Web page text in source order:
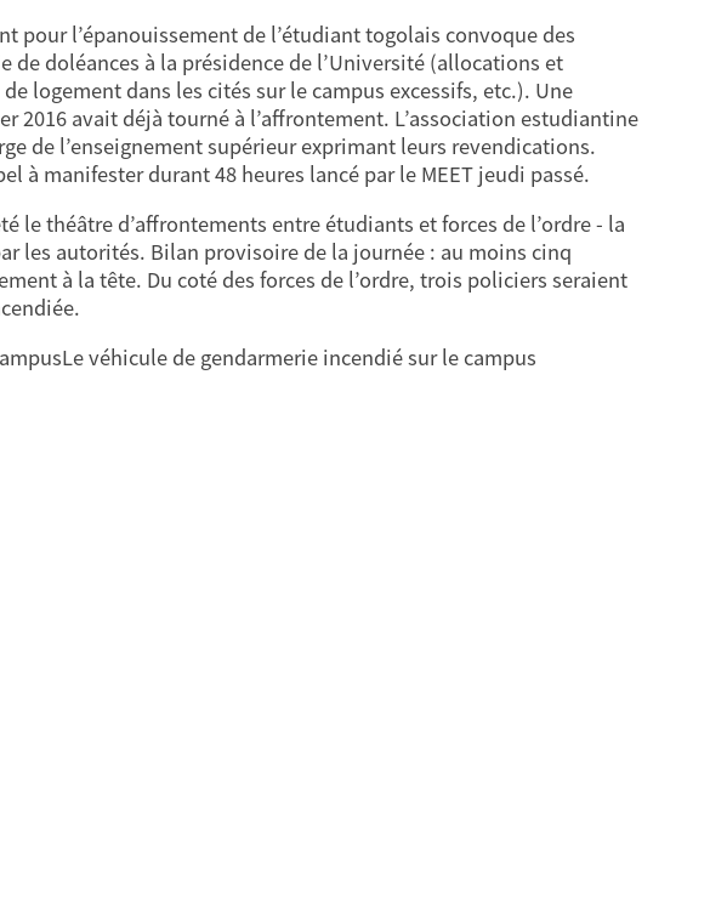
pour l’épanouissement de l’étudiant togolais convoque des
de doléances à la présidence de l’Université (allocations et
logement dans les cités sur le campus excessifs, etc.). Une
2016 avait déjà tourné à l’affrontement. L’association estudiantine
de l’enseignement supérieur exprimant leurs revendications.
à manifester durant 48 heures lancé par le MEET jeudi passé.
le théâtre d’affrontements entre étudiants et forces de l’ordre - la
les autorités. Bilan provisoire de la journée : au moins cinq
à la tête. Du coté des forces de l’ordre, trois policiers seraient
Le véhicule de gendarmerie incendié sur le campus